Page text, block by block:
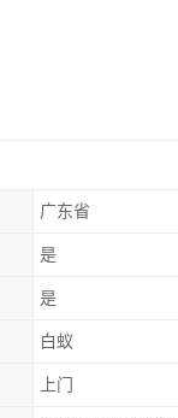
广东省
是
是
白蚁
上门